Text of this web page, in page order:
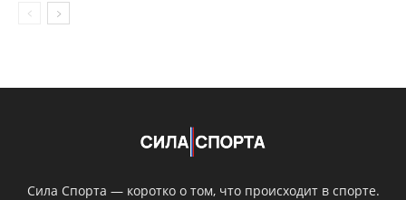
Сила Спорта — коротко о том, что происходит в спорте.